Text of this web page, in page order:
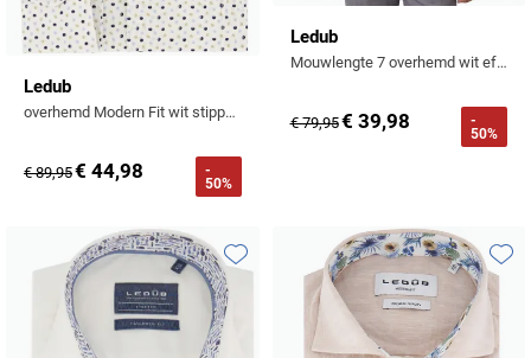
Tommy Hilfiger
UBR
Alle Merken
Ledub
overhemd Modern Fit wit stippen print
€ 89,95€ 44,98
-
50%
Ledub
Mouwlengte 7 overhemd wit effen
€ 79,95€ 39,98
-
50%
Toevoegen aan favorieten